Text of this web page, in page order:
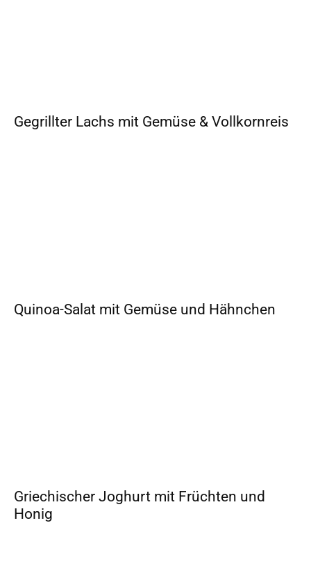
Gegrillter Lachs mit Gemüse & Vollkornreis
Quinoa-Salat mit Gemüse und Hähnchen
Griechischer Joghurt mit Früchten und
Honig